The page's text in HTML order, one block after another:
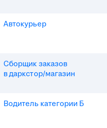
Автокурьер
Сборщик заказов
в даркстор/магазин
Водитель категории Б